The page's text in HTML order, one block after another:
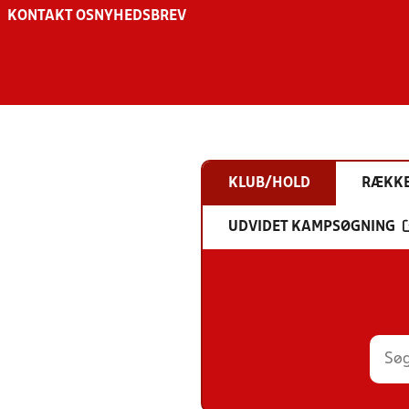
KONTAKT OS NYHEDSBREV
KLUB/HOLD
UDVIDET KAMPSØGNING